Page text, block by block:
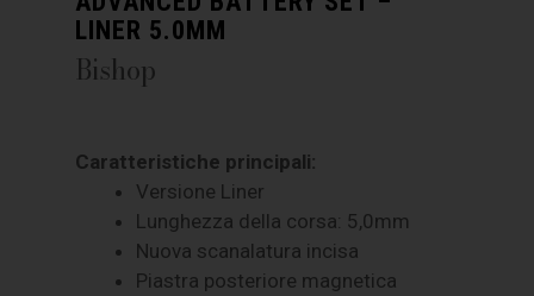
LINER 5.0MM
Bishop
Caratteristiche principali:
Versione Liner
Lunghezza della corsa: 5,0mm
Nuova scanalatura incisa
Piastra posteriore magnetica